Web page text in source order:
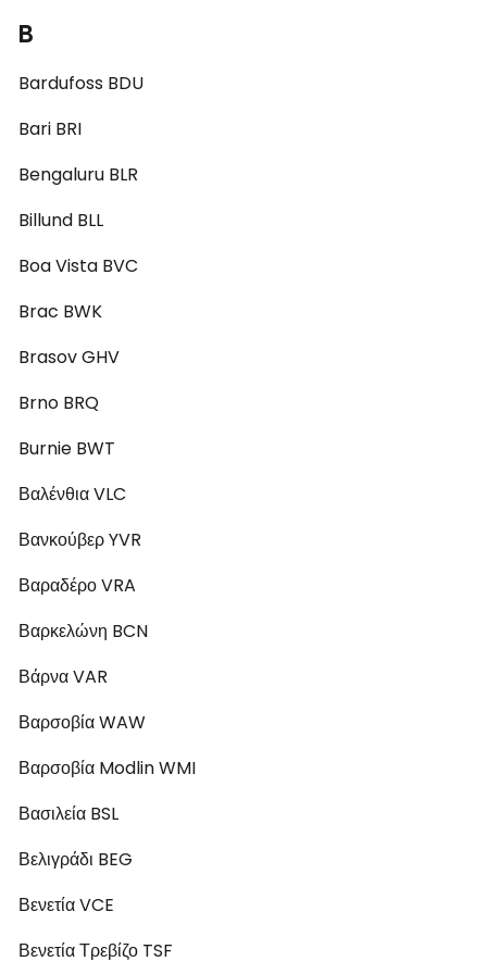
B
Bardufoss BDU
Bari BRI
Bengaluru BLR
Billund BLL
Boa Vista BVC
Brac BWK
Brasov GHV
Brno BRQ
Burnie BWT
Βαλένθια VLC
Βανκούβερ YVR
Βαραδέρο VRA
Βαρκελώνη BCN
Βάρνα VAR
Βαρσοβία WAW
Βαρσοβία Modlin WMI
Βασιλεία BSL
Βελιγράδι BEG
Βενετία VCE
Βενετία Τρεβίζο TSF